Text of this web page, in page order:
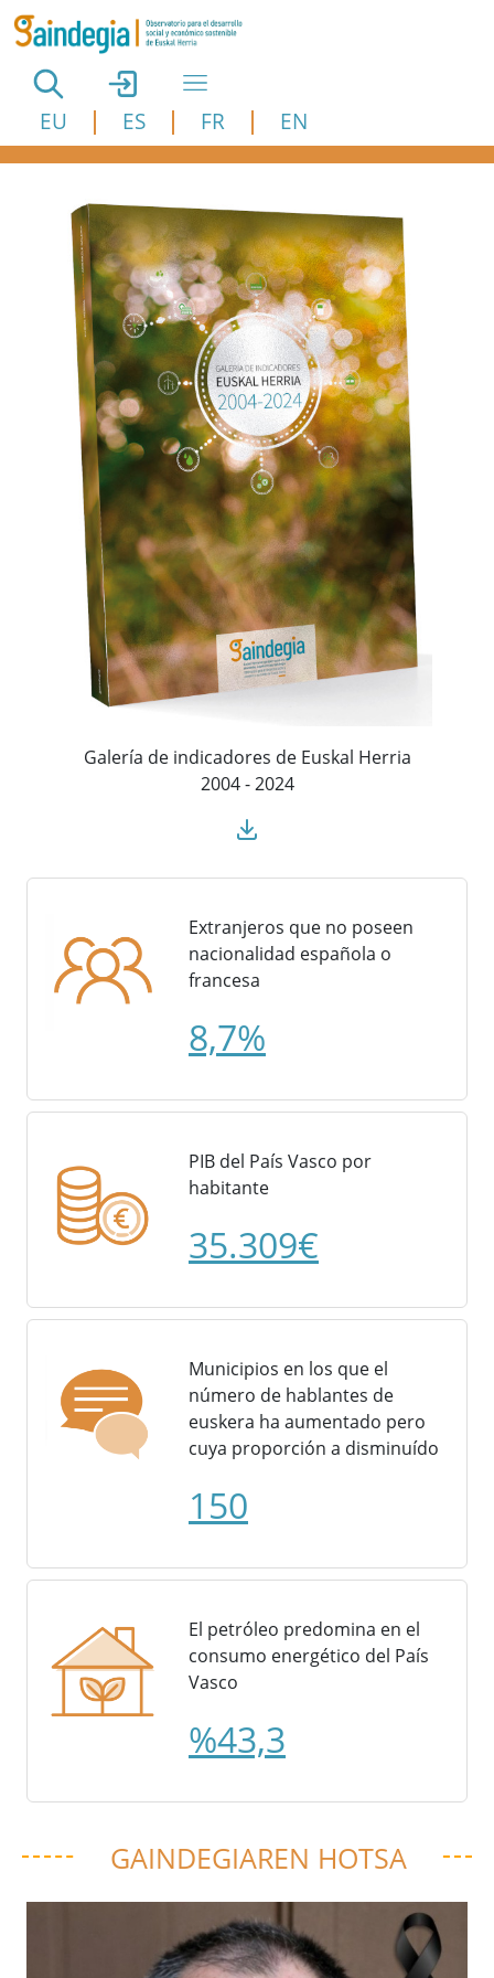
Pasar al contenido principal
EU ES FR EN
Galería de indicadores de Euskal Herria
2004 - 2024
Extranjeros que no poseen
nacionalidad española o
francesa
8,7%
PIB del País Vasco por
habitante
35.309€
Municipios en los que el
número de hablantes de
euskera ha aumentado pero
cuya proporción a disminuído
150
El petróleo predomina en el
consumo energético del País
Vasco
%43,3
GAINDEGIAREN HOTSA